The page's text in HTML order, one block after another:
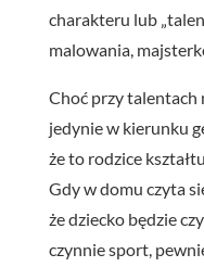
charakteru lub
malowania,
Choć przy talentach
jedynie w kierunku
że to rodzice
Gdy w domu czyta
że dziecko będzie
czynnie sport,